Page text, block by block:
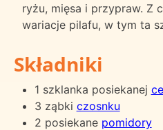
ryżu, mięsa i przypraw. Z
wariacje pilafu, w tym ta
Składniki
1 szklanka posiekanej
3 ząbki czosnku
2 posiekane pomidory